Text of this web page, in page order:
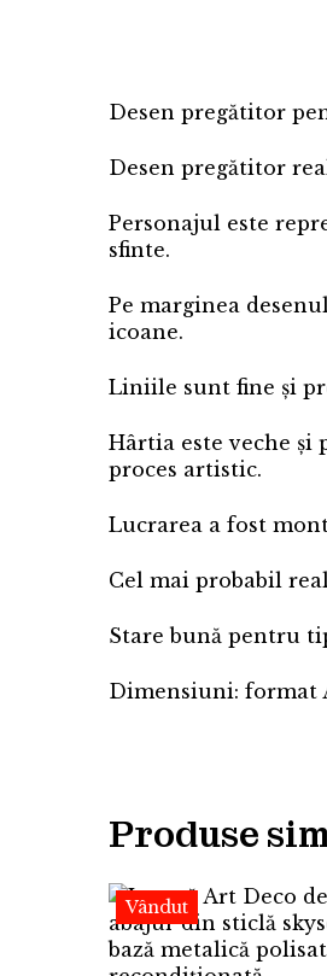
Desen pregătitor
Desen pregătitor
Personajul este
sfinte.
Pe marginea
icoane.
Liniile sunt fine și
Hârtia este veche și
proces artistic.
Lucrarea a fost
Cel mai probabil
Stare bună pentru
Dimensiuni: format
Produse
Vândut